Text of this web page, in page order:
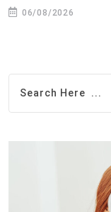
06/08/2026